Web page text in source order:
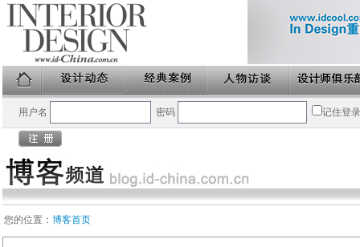
用户名 密码 记住登
您的位置： 博客首页